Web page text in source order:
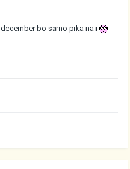
december bo samo pika na i